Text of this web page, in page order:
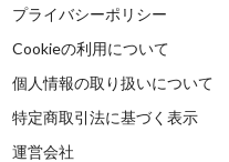
プライバシーポリシー
Cookieの利用について
個人情報の取り扱いについて
特定商取引法に基づく表示
運営会社